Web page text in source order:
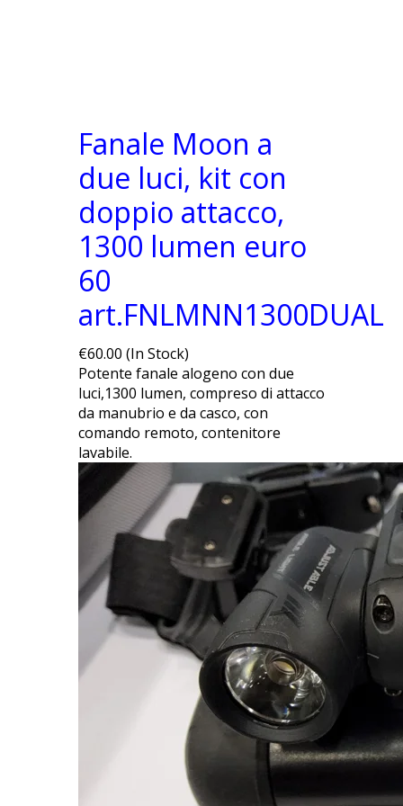
Fanale Moon a
due luci, kit con
doppio attacco,
1300 lumen euro
60
art.FNLMNN1300DUAL
€60.00 (In Stock)
Potente fanale alogeno con due
luci,1300 lumen, compreso di attacco
da manubrio e da casco, con
comando remoto, contenitore
lavabile.